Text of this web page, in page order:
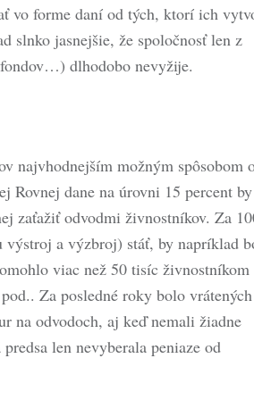
vo forme daní od tých, ktorí ich
slnko jasnejšie, že spoločnosť len z
dlhodobo nevyžije.
najvhodnejším možným spôsobom
Rovnej dane na úrovni 15 percent by
zaťažiť odvodmi živnostníkov. Za
a výzbroj) stáť, by napríklad
viac než 50 tisíc živnostníkom
Za posledné roky bolo vrátených
na odvodoch, aj keď nemali žiadne
len nevyberala peniaze od